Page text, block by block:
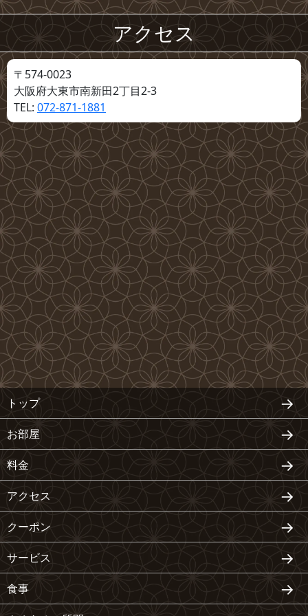
アクセス
〒574-0023
大阪府大東市南新田2丁目2-3
TEL: 072-871-1881
トップ
お部屋
料金
アクセス
クーポン
サービス
食事